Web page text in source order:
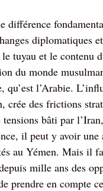
différence
diplomatiques
tuyau et le contenu
du monde
l’Arabie.
des frictions
bâti par
il peut y avoir une
au Yémen. Mais il
mille ans des
prendre en compte